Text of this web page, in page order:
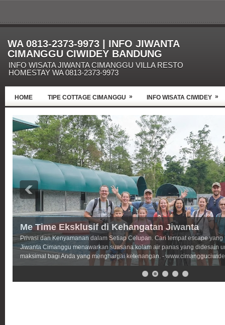
WA 0813-2373-9973 | INFO JIWANTA
CIMANGGU CIWIDEY BANDUNG
INFO WISATA JIWANTA CIMANGGU VILLA RESTO
HOMESTAY WA 0813-2373-9973
HOME TIPE COTTAGE CIMANGGU » INFO WISATA CIWIDEY »
Me Time Eksklusif di Kehangatan Jiwanta
Privasi dan Kenyamanan dalam Setiap Celupan. Cari tempat escape
Jiwanta Cimanggu menawarkan suasana kolam air panas yang didesain
maksimal bagi Anda yang menghargai ketenangan. -